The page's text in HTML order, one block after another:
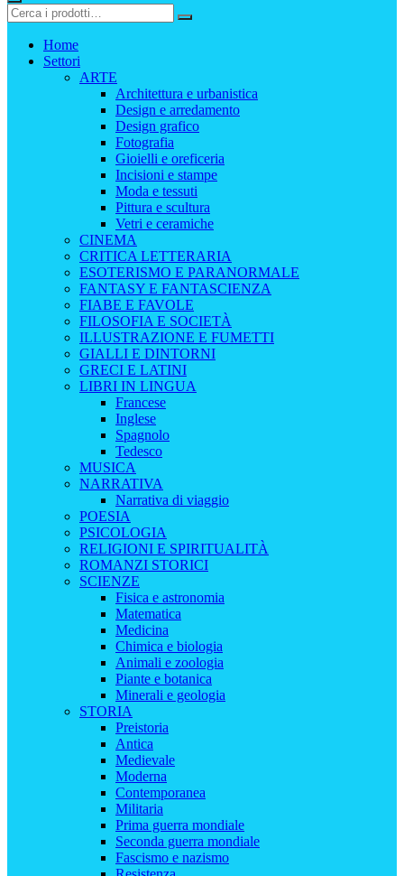
Home
Settori
ARTE
Architettura e urbanistica
Design e arredamento
Design grafico
Fotografia
Gioielli e oreficeria
Incisioni e stampe
Moda e tessuti
Pittura e scultura
Vetri e ceramiche
CINEMA
CRITICA LETTERARIA
ESOTERISMO E PARANORMALE
FANTASY E FANTASCIENZA
FIABE E FAVOLE
FILOSOFIA E SOCIETÀ
ILLUSTRAZIONE E FUMETTI
GIALLI E DINTORNI
GRECI E LATINI
LIBRI IN LINGUA
Francese
Inglese
Spagnolo
Tedesco
MUSICA
NARRATIVA
Narrativa di viaggio
POESIA
PSICOLOGIA
RELIGIONI E SPIRITUALITÀ
ROMANZI STORICI
SCIENZE
Fisica e astronomia
Matematica
Medicina
Chimica e biologia
Animali e zoologia
Piante e botanica
Minerali e geologia
STORIA
Preistoria
Antica
Medievale
Moderna
Contemporanea
Militaria
Prima guerra mondiale
Seconda guerra mondiale
Fascismo e nazismo